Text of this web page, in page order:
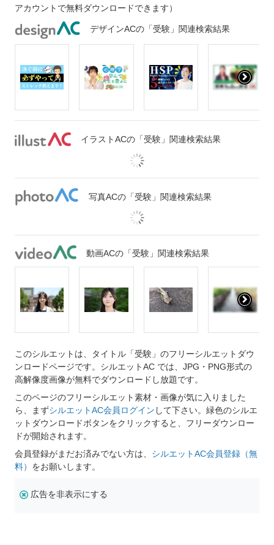
アカウントで無料ダウンロードできます）
デザインACの「受験」関連検索結果
イラストACの「受験」関連検索結果
写真ACの「受験」関連検索結果
動画ACの「受験」関連検索結果
このシルエットは、タイトル「受験」のフリーシルエットダウ
ンロードページです。シルエットAC では、JPG・PNG形式の
高解像度画像が無料でダウンロードし放題です。
このページのフリーシルエット素材・画像が気に入りました
ら、まずシルエットAC会員ログイン して下さい。緑色のシルエ
ットダウンロードボタンをクリックすると、フリーダウンロー
ドが開始されます。
会員登録がまだお済みでない方は、 シルエットAC会員登録（無
料） をお願いします。
広告を非表示にする